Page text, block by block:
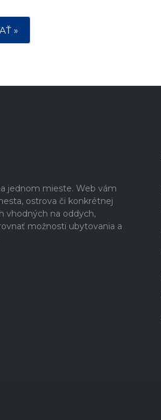
»
jednom mieste. Web vám
ostrova či konkrétnej
vhodných na oddych,
možnosti ubytovania a